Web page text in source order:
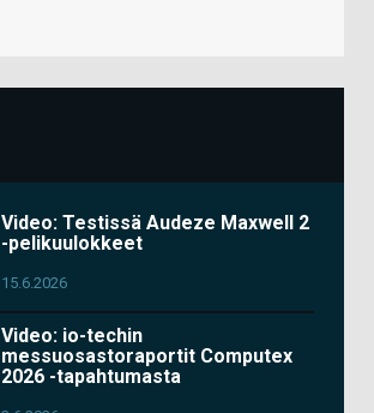
Video: Testissä Audeze Maxwell 2
-pelikuulokkeet
15.6.2026
Video: io-techin
messuosastoraportit Computex
2026 -tapahtumasta